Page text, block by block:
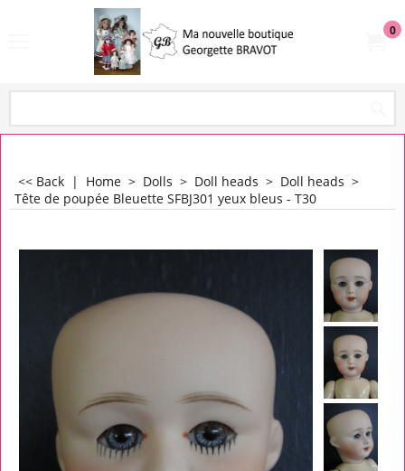
0
<< Back | Home > Dolls > Doll heads > Doll heads >
Tête de poupée Bleuette SFBJ301 yeux bleus - T30